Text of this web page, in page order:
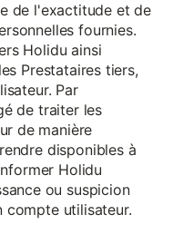
de l'exactitude et de
fournies.
Holidu ainsi
Prestataires tiers,
Par
de traiter les
de manière
disponibles à
Holidu
ou suspicion
compte utilisateur.